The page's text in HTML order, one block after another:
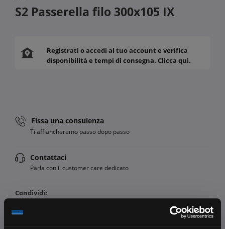
S2 Passerella filo 300x105 IX
Registrati o accedi al tuo account e verifica
disponibilità e tempi di consegna. Clicca qui.
Fissa una consulenza
Ti affiancheremo passo dopo passo
Contattaci
Parla con il customer care dedicato
Condividi: